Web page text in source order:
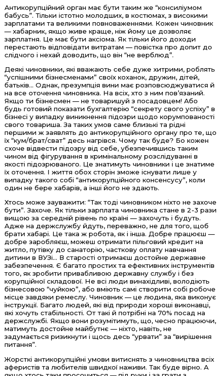
Антикорупційний орган має бути таким же “консиліумом
бабусь”. Тільки істотно молодших, в костюмах, з високими
зарплатами та великими повноваженнями. Кожен чиновник
— хабарник, якщо живе краще, ніж йому це дозволяє
зарплатня. Це має бути аксіома. Як тільки його доходи
перестають відповідати витратам — повістка про допит до
слідчого і нехай доводить, що він “не верблюд”.
Деякі чиновники, які вважають себе дуже хитрими, роблять
“успішними бізнесменами” своїх коханок, дружин, дітей,
батьків... Однак, презумпція вини має розповсюджуватися й
на все оточення чиновника. На всіх, хто з ним пов’язаний.
Якщо ти бізнесмен — не товаришуй з посадовцем! Або
будь готовий показати бухгалтерію “секрету свого успіху” в
бізнесі у випадку виникнення підозри щодо корумпованості
свого товариша. За таких умов саме близькі та рідні
першими ж заявлять до антикорупційного органу про те, що
їх “кум/брат/сват” десь нагрівся. Чому так буде? Бо кожен
схоче відвести підозру від себе, убезпечившись таким
чином від фігурування в кримінальному розслідуванні в
якості підозрюваного. Це знатимуть чиновники і це знатиме
їх оточення. І життя обох сторін зможе існувати лише у
випадку такого собі “антикорупційного консенсусу”, коли
один не бере хабарів, а інші його не здають.
Хтось може зауважити: “Так тоді чиновником ніхто не захоче
бути”. Захоче. Як тільки зарплата чиновника стане в 2-3 рази
вищою за середній рівень по країні — захочуть і будуть.
Адже на держслужбу йдуть, переважно, не для того, щоб
брати хабарі. Це така ж робота, як і інша. Добре працюєш —
добре заробляєш, можеш отримати пільговий кредит на
житло, путівку до санаторію, часткову оплату навчання
дитини в ВУЗі... В старості отримаєш достойне державне
забезпечення. Є багато простих та ефективних інструментів
того, як зробити привабливою державну службу і без
корупційної складової. Не всі люди винахідливі, володіють
бізнесовою “чуйкою”, або вміють самі створити собі робоче
місце завдяки ремеслу. Чиновник — це людина, яка виконує
інструкції. Багато людей, які від природи хороші виконавці,
які хочуть стабільності. От такі й потрібні на 70% посад на
держслужбі. Якщо вони розумітимуть, що, чесно працюючи,
матимуть достойне майбутнє — ніхто, навіть, не
задумається ризикнути і щось десь “урвати” за “вирішення
питання”.
Жорсткі антикорупційні умови витиснять з чиновництва всіх
аферистів та любителів швидкої наживи. Так буде вірно. А